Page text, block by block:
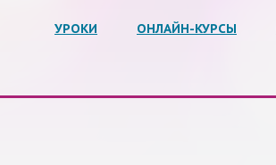
УРОКИ ОНЛАЙН-КУРСЫ